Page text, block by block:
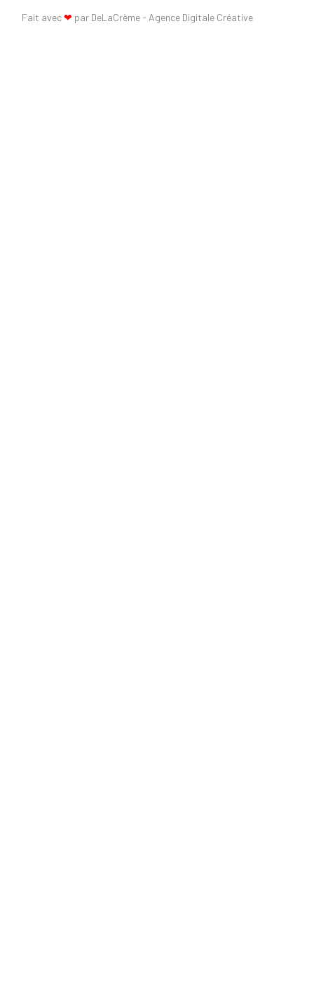
Fait avec❤ par DeLaCrème - Agence Digitale Créative